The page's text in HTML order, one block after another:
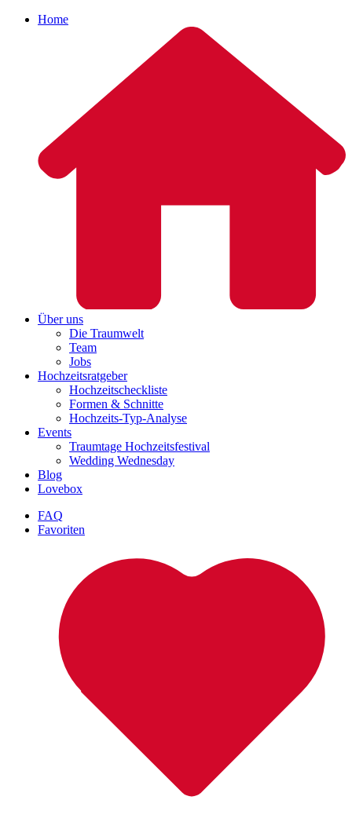
Home
Über uns
Die Traumwelt
Team
Jobs
Hochzeitsratgeber
Hochzeitscheckliste
Formen & Schnitte
Hochzeits-Typ-Analyse
Events
Traumtage Hochzeitsfestival
Wedding Wednesday
Blog
Lovebox
FAQ
Favoriten